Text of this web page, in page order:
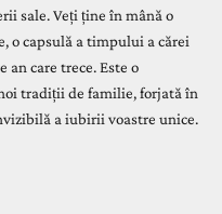
sale. Veți ține în mână o
o capsulă a timpului a cărei
an care trece. Este o
tradiții de familie, forjată în
a iubirii voastre unice.